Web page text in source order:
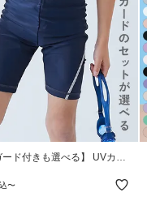
ード付きも選べる】 UVカッ
〜